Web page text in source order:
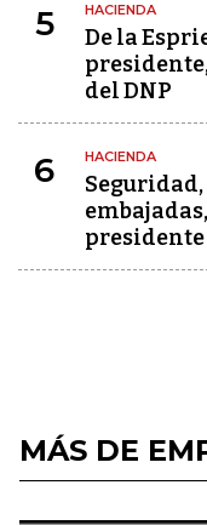
5 HACIENDA
De la
del DNP
6 HACIENDA
presidente
MÁS DE